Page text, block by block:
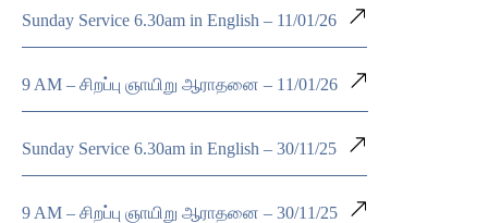
Sunday Service 6.30am in English – 11/01/26
9 AM – சிறப்பு ஞாயிறு ஆராதனை – 11/01/26
Sunday Service 6.30am in English – 30/11/25
9 AM – சிறப்பு ஞாயிறு ஆராதனை – 30/11/25